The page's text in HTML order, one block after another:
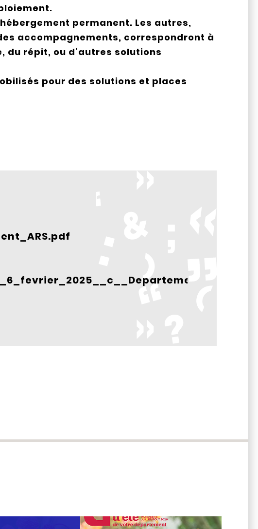
permanent. Les autres,
accompagnements, correspondront à
du répit, ou d’autres solutions
pour des solutions et places